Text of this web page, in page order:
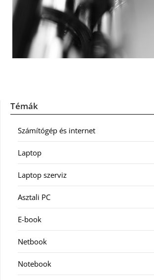
Témák
Számítógép és internet
Laptop
Laptop szerviz
Asztali PC
E-book
Netbook
Notebook